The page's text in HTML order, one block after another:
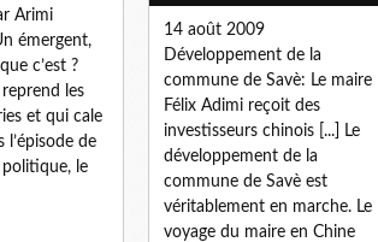
Arimi
émergent,
c’est ?
les
et qui cale
l’épisode de
politique, le
14 août 2009
Développement de la
commune de Savè: Le maire
Félix Adimi reçoit des
investisseurs chinois [...] Le
développement de la
commune de Savè est
véritablement en marche. Le
voyage du maire en Chine